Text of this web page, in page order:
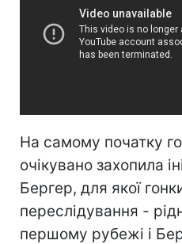
На самому початку
очікувано захопила
Бергер, для якої
переслідування -
першому рубежі і